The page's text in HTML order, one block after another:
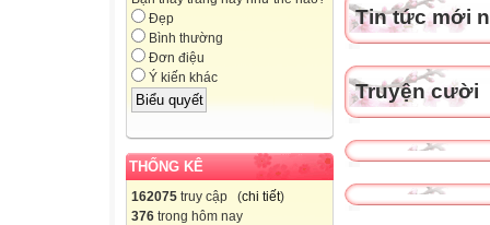
Đẹp
Bình thường
Đơn điệu
Ý kiến khác
THỐNG KÊ
162075 truy cập (chi tiết)
376 trong hôm nay
Tin tức mới
Truyện cười